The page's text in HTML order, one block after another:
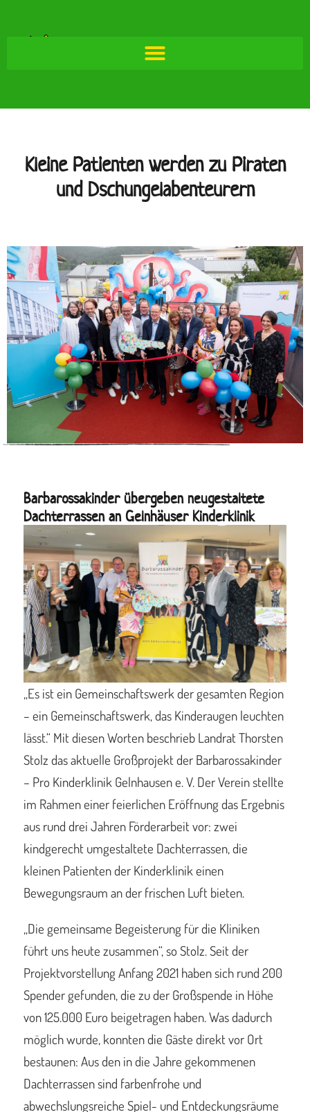
Kleine Patienten werden zu Piraten
und Dschungelabenteurern
Barbarossakinder übergeben neugestaltete
Dachterrassen an Gelnhäuser Kinderklinik
„Es ist ein Gemeinschaftswerk der gesamten Region
– ein Gemeinschaftswerk, das Kinderaugen leuchten
lässt.“ Mit diesen Worten beschrieb Landrat Thorsten
Stolz das aktuelle Großprojekt der Barbarossakinder
– Pro Kinderklinik Gelnhausen e. V. Der Verein stellte
im Rahmen einer feierlichen Eröffnung das Ergebnis
aus rund drei Jahren Förderarbeit vor: zwei
kindgerecht umgestaltete Dachterrassen, die
kleinen Patienten der Kinderklinik einen
Bewegungsraum an der frischen Luft bieten.
„Die gemeinsame Begeisterung für die Kliniken
führt uns heute zusammen“, so Stolz. Seit der
Projektvorstellung Anfang 2021 haben sich rund 200
Spender gefunden, die zu der Großspende in Höhe
von 125.000 Euro beigetragen haben. Was dadurch
möglich wurde, konnten die Gäste direkt vor Ort
bestaunen: Aus den in die Jahre gekommenen
Dachterrassen sind farbenfrohe und
abwechslungsreiche Spiel- und Entdeckungsräume